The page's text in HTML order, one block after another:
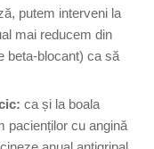
putem interveni la
mai reducem din
beta-blocant) ca să
ca și la boala
pacienților cu angină